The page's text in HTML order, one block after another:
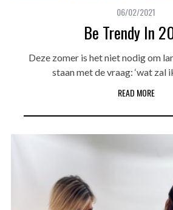
06/02/2021
Be Trendy In
Deze zomer is het niet nodig om
staan met de vraag: ‘wat zal
READ MORE